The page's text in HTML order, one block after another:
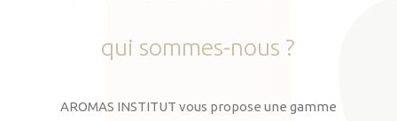
qui sommes-nous ?
AROMAS INSTITUT vous propose une gamme